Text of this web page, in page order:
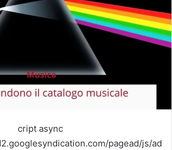
cript async
pagead/js/ad